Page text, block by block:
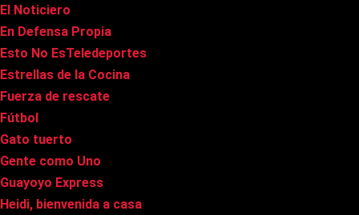
El Noticiero
En Defensa Propia
Esto No EsTeledeportes
Estrellas de la Cocina
Fuerza de rescate
Fútbol
Gato tuerto
Gente como Uno
Guayoyo Express
Heidi, bienvenida a casa